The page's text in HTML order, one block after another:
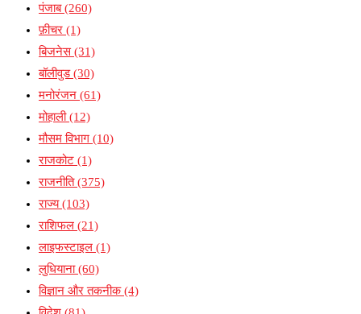
पंजाब(260)
फ़ीचर (1)
बिजनेस(31)
बॉलीवुड(30)
मनोरंजन (61)
मोहाली(12)
मौसम विभाग (10)
राजकोट (1)
राजनीति(375)
राज्य(103)
राशिफल (21)
लाइफस्टाइल (1)
लुधियाना(60)
विज्ञान और तकनीक(4)